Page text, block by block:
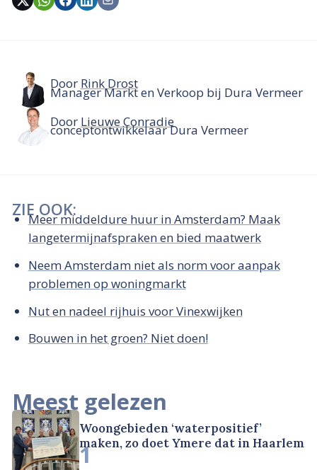
Door Rink Drost
Manager Markt en Verkoop bij Dura Vermeer
Door Lieuwe Conradie
conceptontwikkelaar Dura Vermeer
ZIE OOK:
Meer middeldure huur in Amsterdam? Maak
langetermijnafspraken en bied maatwerk
Neem Amsterdam niet als norm voor aanpak
problemen op woningmarkt
Nut en nadeel rijhuis voor Vinexwijken
Bouwen in het groen? Niet doen!
Meest gelezen
Woongebieden ‘waterpositief’
maken, zo doet Ymere dat in Haarlem
1